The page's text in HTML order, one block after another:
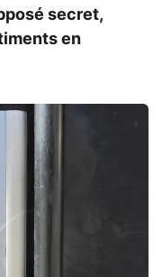
secret,
en